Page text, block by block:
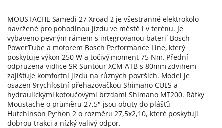
MOUSTACHE Samedi 27 Xroad 2 je všestranné elektrokolo
navržené pro pohodlnou jízdu ve městě i v terénu. Je
vybaveno pevným rámem s integrovanou baterií Bosch
PowerTube a motorem Bosch Performance Line, který
poskytuje výkon 250 W a točivý moment 75 Nm. Přední
odpružená vidlice SR Suntour XCM ATB s 80mm zdvihem
zajišťuje komfortní jízdu na různých površích. Model je
osazen 9rychlostní přehazovačkou Shimano CUES a
hydraulickými kotoučovými brzdami Shimano MT200. Ráfky
Moustache o průměru 27,5" jsou obuty do plášťů
Hutchinson Python 2 o rozměru 27,5x2,10, které poskytují
dobrou trakci a nízký valivý odpor.